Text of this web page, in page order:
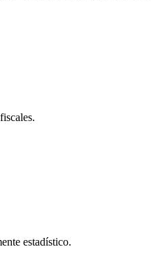
estadístico.